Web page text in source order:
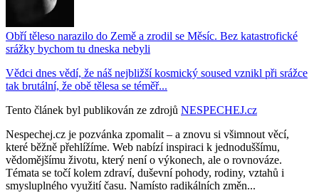
Obří těleso narazilo do Země a zrodil se Měsíc. Bez katastrofické
srážky bychom tu dneska nebyli
Vědci dnes vědí, že náš nejbližší kosmický soused vznikl při srážce
tak brutální, že obě tělesa se téměř...
Tento článek byl publikován ze zdrojů NESPECHEJ.cz
Nespechej.cz je pozvánka zpomalit – a znovu si všimnout věcí,
které běžně přehlížíme. Web nabízí inspiraci k jednoduššímu,
vědomějšímu životu, který není o výkonech, ale o rovnováze.
Témata se točí kolem zdraví, duševní pohody, rodiny, vztahů i
smysluplného využití času. Namísto radikálních změn...